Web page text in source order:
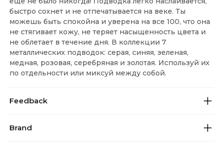
быстро сохнет и не отпечатывается на веке. Ты
можешь быть спокойна и уверена на все 100, что она
не стягивает кожу, не теряет насыщенность цвета и
не облетает в течение дня. В коллекции 7
металлических подводок: серая, синяя, зеленая,
медная, розовая, серебряная и золотая. Используй их
по отдельности или миксуй между собой.
Feedback
Brand